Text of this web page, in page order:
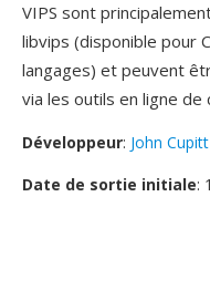
VIPS sont
libvips (disponible pour
langages) et peuvent
via les outils en ligne de
Développeur: John
Date de sortie initiale: